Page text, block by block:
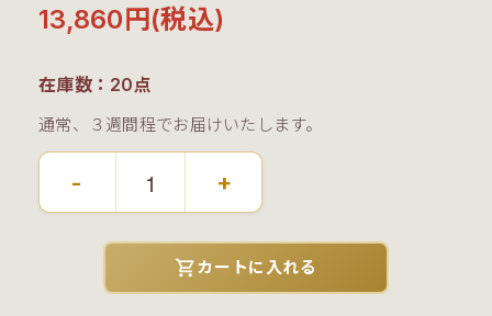
13,860円(税込)
在庫数：20点
通常、３週間程でお届けいたします。
- +
shopping_cartカートに入れる